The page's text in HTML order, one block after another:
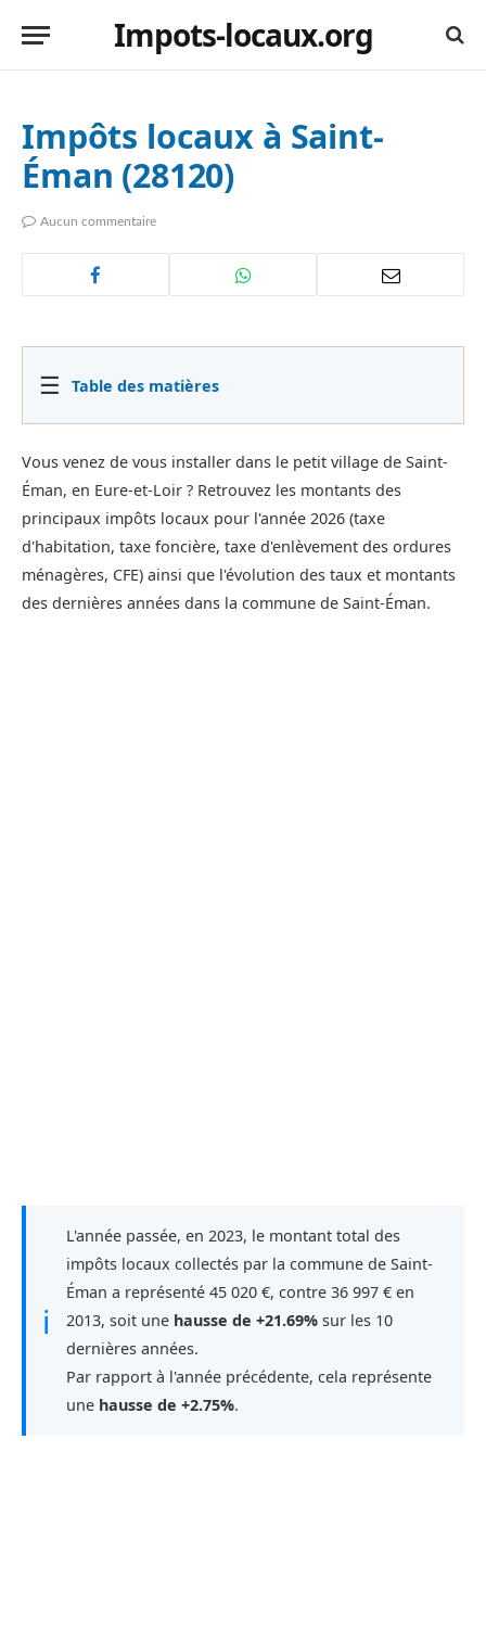
Impots-locaux.org
Impôts locaux à Saint-
Éman (28120)
Aucun commentaire
☰ Table des matières
Vous venez de vous installer dans le petit village de Saint-
Éman, en Eure-et-Loir ? Retrouvez les montants des
principaux impôts locaux pour l'année 2026 (taxe
d'habitation, taxe foncière, taxe d'enlèvement des ordures
ménagères, CFE) ainsi que l'évolution des taux et montants
des dernières années dans la commune de Saint-Éman.
ℹ
L'année passée, en 2023, le montant total des
impôts locaux collectés par la commune de Saint-
Éman a représenté 45 020 €, contre 36 997 € en
2013, soit une hausse de +21.69% sur les 10
dernières années.
Par rapport à l'année précédente, cela représente
une hausse de +2.75%.